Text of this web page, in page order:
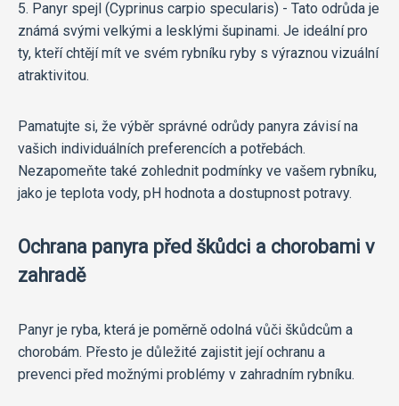
5. Panyr spejl (Cyprinus carpio specularis) - Tato odrůda je
známá svými velkými a lesklými šupinami. Je ideální pro
ty, kteří chtějí mít ve svém rybníku ryby s výraznou vizuální
atraktivitou.
Pamatujte si, že výběr správné odrůdy panyra závisí na
vašich individuálních preferencích a potřebách.
Nezapomeňte také zohlednit podmínky ve vašem rybníku,
jako je teplota vody, pH hodnota a dostupnost potravy.
Ochrana panyra před škůdci a chorobami v
zahradě
Panyr je ryba, která je poměrně odolná vůči škůdcům a
chorobám. Přesto je důležité zajistit její ochranu a
prevenci před možnými problémy v zahradním rybníku.